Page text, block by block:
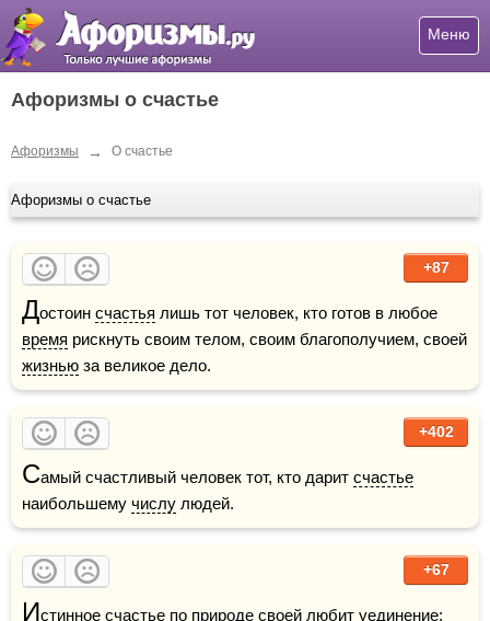
Меню
Афоризмы о счастье
Афоризмы → О счастье
Афоризмы о счастье
+87
Достоин счастья
время
жизнью за великое дело.
+402
Самый счастливый человек тот, кто дарит счастье
наибольшему числу людей.
+67
Истинное счастье по природе своей любит уединение;